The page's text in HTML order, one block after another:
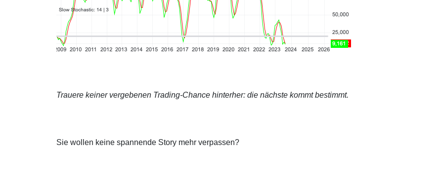
Trauere keiner vergebenen Trading-Chance hinterher: die nächste kommt bestimmt.
Sie wollen keine spannende Story mehr verpassen?